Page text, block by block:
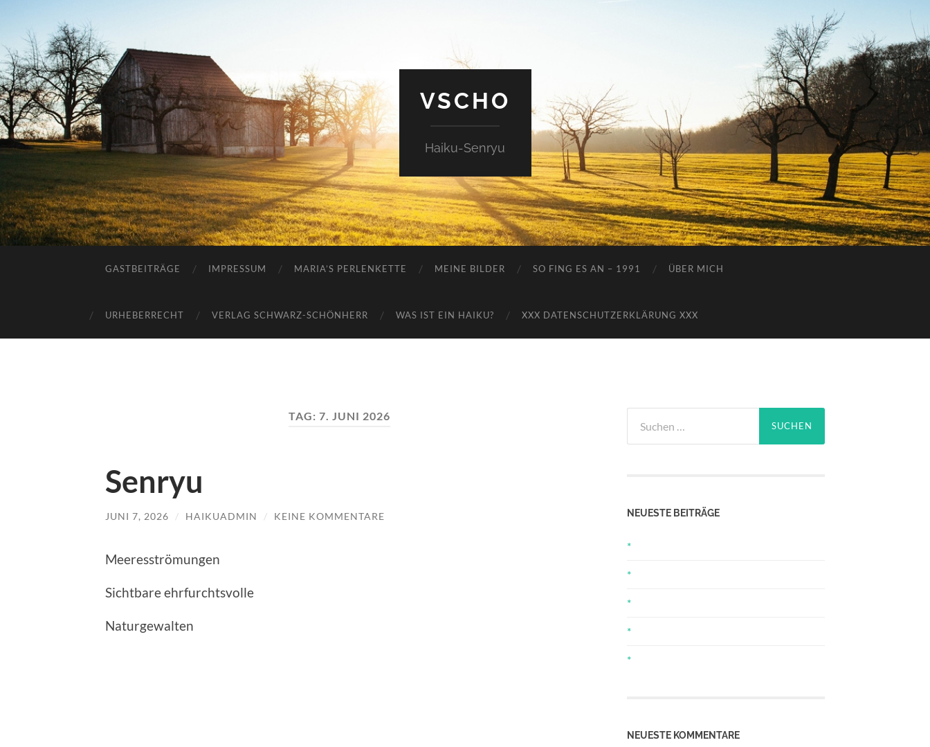
VSCHO
Haiku-Senryu
GASTBEITRÄGE IMPRESSUM MARIA’S PERLENKETTE MEINE BILDER SO FING ES AN – 1991 ÜBER MICH
URHEBERRECHT VERLAG SCHWARZ-SCHÖNHERR WAS IST EIN HAIKU? XXX DATENSCHUTZERKLÄRUNG XXX
TAG: 7. JUNI 2026
Senryu
JUNI 7, 2026 / HAIKUADMIN / KEINE KOMMENTARE
Meeresströmungen
Sichtbare ehrfurchtsvolle
Naturgewalten
nach:
NEUESTE BEITRÄGE
*
*
*
*
*
NEUESTE KOMMENTARE